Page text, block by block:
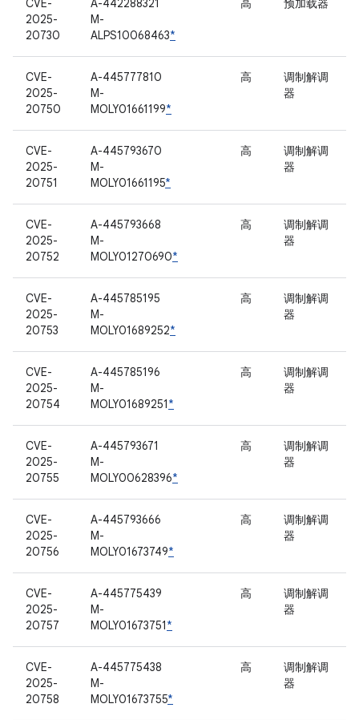
CVE-
2025-
20730
A-442288321
M-
ALPS10068463*
高 预加载器
CVE-
2025-
20750
A-445777810
M-
MOLY01661199*
高
调制解调
器
CVE-
2025-
20751
A-445793670
M-
MOLY01661195*
高
调制解调
器
CVE-
2025-
20752
A-445793668
M-
MOLY01270690*
高
调制解调
器
CVE-
2025-
20753
A-445785195
M-
MOLY01689252*
高
调制解调
器
CVE-
2025-
20754
A-445785196
M-
MOLY01689251*
高
调制解调
器
CVE-
2025-
20755
A-445793671
M-
MOLY00628396*
高
调制解调
器
CVE-
2025-
20756
A-445793666
M-
MOLY01673749*
高
调制解调
器
CVE-
2025-
20757
A-445775439
M-
MOLY01673751*
高
调制解调
器
CVE-
2025-
20758
A-445775438
M-
MOLY01673755*
高
调制解调
器